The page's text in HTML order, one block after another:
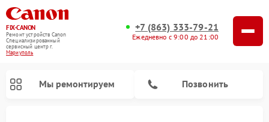
FIX-CANON
Ремонт устройств Canon
Специализированный
cервисный центр г.
Мариуполь
+7 (863) 333-79-21
Ежедневно с 9:00 до 21:00
Мы ремонтируем Позвонить